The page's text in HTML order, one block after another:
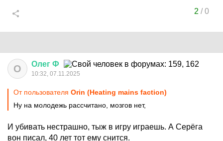
2 /0
О Олег Ф
10:32, 07.11.2025
От пользователя Orin (Heating mains faction)
Ну на молодежь рассчитано, мозгов нет,
И убивать нестрашно, тыж в игру играешь. А Серёга
вон писал, 40 лет тот ему снится.